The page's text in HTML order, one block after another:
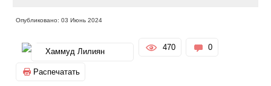
Опубликовано: 03 Июнь 2024
Хаммуд Лилиян 470 0
Распечатать